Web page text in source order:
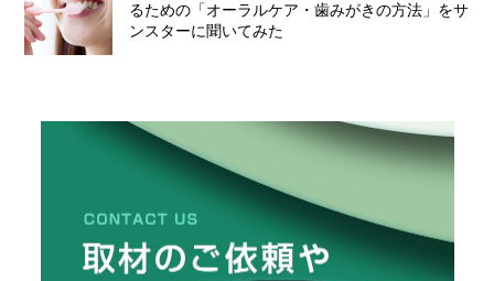
るための「オーラルケア・歯みがきの方法」をサ
ンスターに聞いてみた